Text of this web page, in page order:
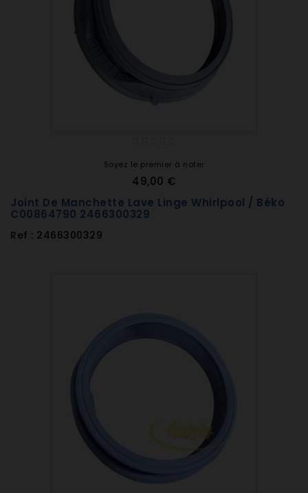
Soyez le premier à noter
49,00 €
Joint De Manchette Lave Linge Whirlpool / Béko
C00864790 2466300329
Ref : 2466300329